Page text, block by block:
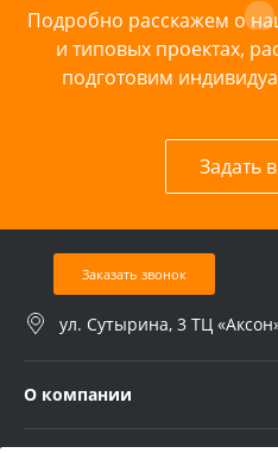
Подробно расскажем о
и типовых проектах,
подготовим
Задать
Заказать звонок
ул. Сутырина, 3 ТЦ
О компании